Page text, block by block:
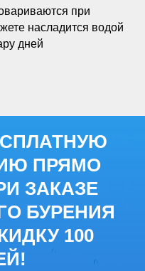
при
насладится водой
дней
ПРЯМО
ЗАКАЗЕ
БУРЕНИЯ
100